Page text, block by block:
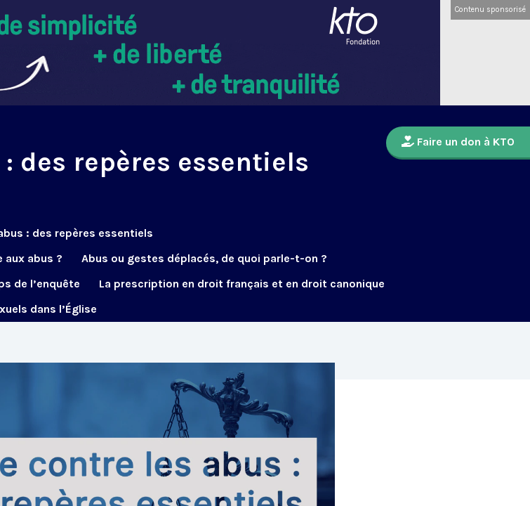
Contenu sponsorisé
Faire un don à KTO
des repères essentiels
: des repères essentiels
aux abus ?
Abus ou gestes déplacés, de quoi parle-t-on ?
de l’enquête
La prescription en droit français et en droit canonique
dans l’Église